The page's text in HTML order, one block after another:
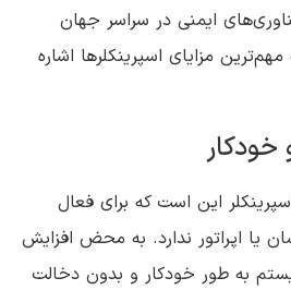
ایمنی در سراسر جهان
مزایای اسپرینکلرها اشاره
این است که برای فعال
یا اپراتور ندارد. به محض افزایش
به طور خودکار و بدون دخالت